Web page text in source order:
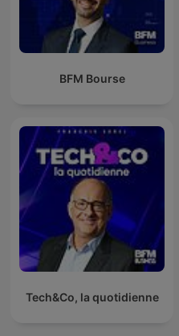
BFM Bourse
Tech&Co, la quotidienne